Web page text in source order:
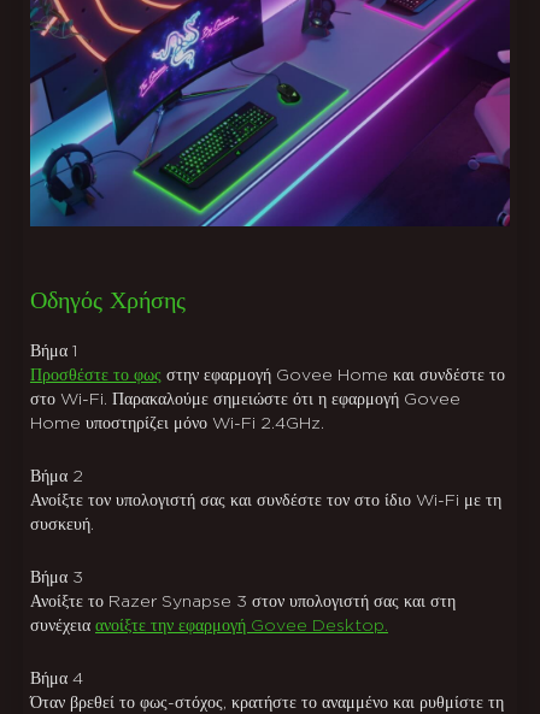
Οδηγός Χρήσης
Βήμα 1
Προσθέστε το φως στην εφαρμογή Govee Home και συνδέστε το
στο Wi-Fi. Παρακαλούμε σημειώστε ότι η εφαρμογή Govee
Home υποστηρίζει μόνο Wi-Fi 2.4GHz.
Βήμα 2
Ανοίξτε τον υπολογιστή σας και συνδέστε τον στο ίδιο Wi-Fi με τη
συσκευή.
Βήμα 3
Ανοίξτε το Razer Synapse 3 στον υπολογιστή σας και στη
συνέχεια ανοίξτε την εφαρμογή Govee Desktop.
Βήμα 4
Όταν βρεθεί το φως-στόχος, κρατήστε το αναμμένο και ρυθμίστε τη
close